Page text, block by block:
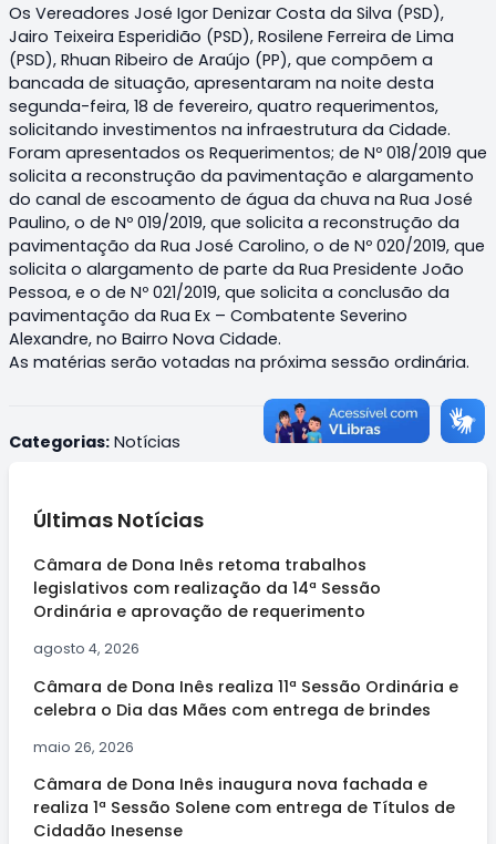
Os Vereadores José Igor Denizar Costa da Silva (PSD),
Jairo Teixeira Esperidião (PSD), Rosilene Ferreira de Lima
(PSD), Rhuan Ribeiro de Araújo (PP), que compõem a
bancada de situação, apresentaram na noite desta
segunda-feira, 18 de fevereiro, quatro requerimentos,
solicitando investimentos na infraestrutura da Cidade.
Foram apresentados os Requerimentos; de Nº 018/2019 que
solicita a reconstrução da pavimentação e alargamento
do canal de escoamento de água da chuva na Rua José
Paulino, o de Nº 019/2019, que solicita a reconstrução da
pavimentação da Rua José Carolino, o de Nº 020/2019, que
solicita o alargamento de parte da Rua Presidente João
Pessoa, e o de Nº 021/2019, que solicita a conclusão da
pavimentação da Rua Ex – Combatente Severino
Alexandre, no Bairro Nova Cidade.
As matérias serão votadas na próxima sessão ordinária.
Categorias: Notícias
Últimas Notícias
Câmara de Dona Inês retoma trabalhos
legislativos com realização da 14ª Sessão
Ordinária e aprovação de requerimento
agosto 4, 2026
Câmara de Dona Inês realiza 11ª Sessão Ordinária e
celebra o Dia das Mães com entrega de brindes
maio 26, 2026
Câmara de Dona Inês inaugura nova fachada e
realiza 1ª Sessão Solene com entrega de Títulos de
Cidadão Inesense